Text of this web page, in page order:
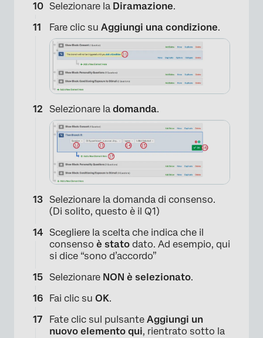
×
Selezionare la Diramazione.
Fare clic su Aggiungi una condizione.
Selezionare la domanda.
Selezionare la domanda di consenso.
(Di solito, questo è il Q1)
Scegliere la scelta che indica che il
consenso è stato dato. Ad esempio, qui
si dice “sono d’accordo”
Selezionare NON è selezionato.
Fai clic su OK.
Fate clic sul pulsante Aggiungi un
nuovo elemento qui, rientrato sotto la